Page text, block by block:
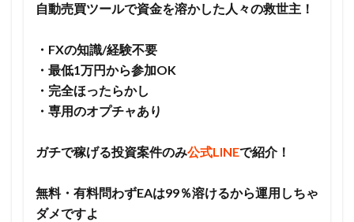
自動売買ツールで資金を溶かした人々の救世主！
・FXの知識/経験不要
・最低1万円から参加OK
・完全ほったらかし
・専用のオプチャあり
ガチで稼げる投資案件のみ公式LINEで紹介！
無料・有料問わずEAは99％溶けるから運用しちゃ
ダメですよ